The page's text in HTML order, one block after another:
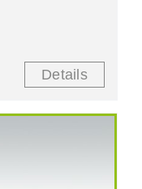
Details